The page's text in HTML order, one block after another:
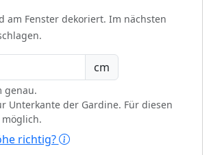
am Fenster dekoriert. Im nächsten
cm
genau.
Unterkante der Gardine. Für diesen
richtig?